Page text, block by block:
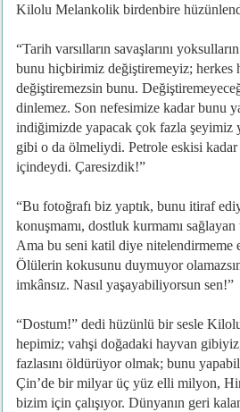
Kilolu Melankolik birdenbire
“Tarih varsılların savaşlarını
bunu hiçbirimiz değiştiremeyiz; herkes
değiştiremezsin bunu.
dinlemez. Son nefesimize kadar bunu
indiğimizde yapacak çok fazla şeyimiz
gibi o da ölmeliydi. Petrole eskisi
içindeydi. Çaresizdik!”
“Bu fotoğrafı biz yaptık, bunu itiraf
konuşmamı, dostluk kurmamı
Ama bu seni katil diye nitelendirmeme
Ölülerin kokusunu duymuyor
imkânsız. Nasıl yaşayabiliyorsun sen!”
“Dostum!” dedi hüzünlü bir sesle
hepimiz; vahşi doğadaki hayvan
fazlasını öldürüyor olmak; bunu
Çin’de bir milyar üç yüz elli milyon,
bizim için çalışıyor. Dünyanın geri